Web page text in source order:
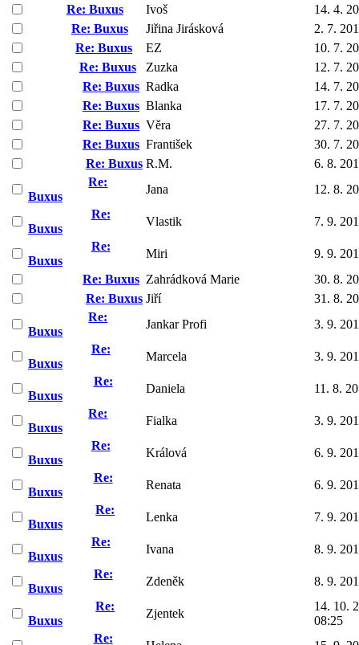
Re: Buxus
Ivoš
14. 4.
Re: Buxus
Jiřina Jirásková
2. 7.
Re: Buxus
EZ
10. 7.
Re: Buxus
Zuzka
12. 7.
Re: Buxus Radka
14. 7.
Re: Buxus Blanka
17. 7.
Re: Buxus Věra
27. 7.
Re: Buxus František
30. 7.
Re: Buxus R.M.
6. 8.
Re:
Buxus
Jana
12. 8.
Re:
Buxus
Vlastik
7. 9.
Re:
Buxus
Miri
9. 9.
Re: Buxus Zahrádková Marie
30. 8.
Re: Buxus Jiří
31. 8.
Re:
Buxus
Jankar Profi
3. 9.
Re:
Buxus
Marcela
3. 9.
Re:
Buxus
Daniela
11. 8.
Re:
Buxus
Fialka
3. 9.
Re:
Buxus
Králová
6. 9.
Re:
Buxus
Renata
6. 9.
Re:
Buxus
Lenka
7. 9.
Re:
Buxus
Ivana
8. 9.
Re:
Buxus
Zdeněk
8. 9.
Re:
Buxus
Zjentek
14. 10.
08:25
Re: